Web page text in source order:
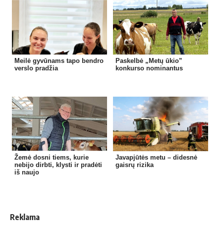
Meilė gyvūnams tapo bendro
verslo pradžia
Paskelbė „Metų ūkio”
konkurso nominantus
Žemė dosni tiems, kurie
nebijo dirbti, klysti ir pradėti
iš naujo
Javapjūtės metu – didesnė
gaisrų rizika
Reklama